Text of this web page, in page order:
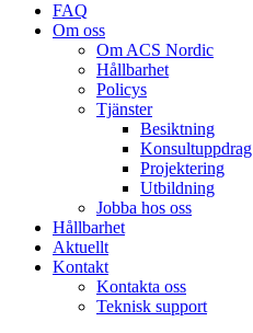
FAQ
Om oss
Om ACS Nordic
Hållbarhet
Policys
Tjänster
Besiktning
Konsultuppdrag
Projektering
Utbildning
Jobba hos oss
Hållbarhet
Aktuellt
Kontakt
Kontakta oss
Teknisk support